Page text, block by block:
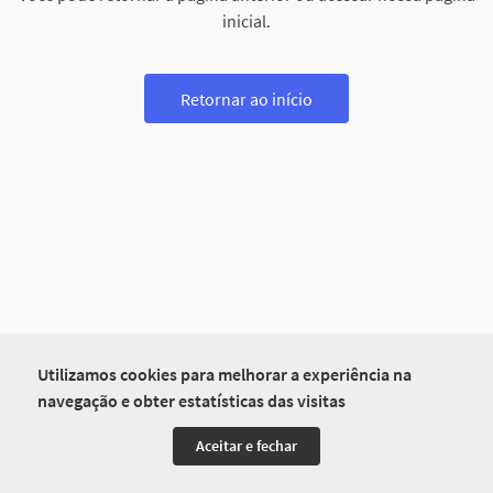
Utilizamos cookies para melhorar a experiência na
navegação e obter estatísticas das visitas
Aceitar e fechar
inicial.
Retornar ao início